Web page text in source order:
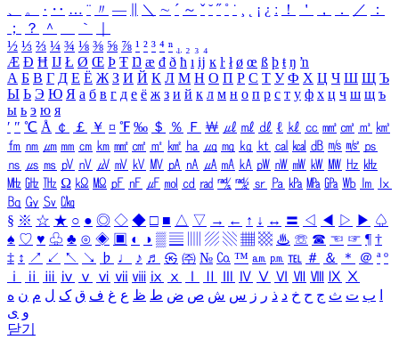
、
。 · ‥ … ¨ 〃 ― ＼ ∼ ´ ～ ˇ ˘ ˝ ˚ ˙ ¸ ¡ ¿ ː ！ ＇ ， ． ／
：
；
？ ＾ ｀
½ ⅓ ⅔ ¼ ¾ ⅛ ⅜ ⅝ ⅞ ¹ ² ³ ⁴ ⁿ ₁ ₂ ₃ ₄
Æ Ð Ħ Ĳ Ł Ø Œ Þ Ŧ Ŋ æ đ ð ħ ı ĳ ĸ ŀ ł ø œ ß þ ŧ ŋ ŉ
А Б В Г Д Е Ё Ж З И Й К Л М Н О П Р С Т У Ф Х Ц Ч Ш Щ Ъ
Ы Ь Э Ю Я а б в г д е ё ж з и й к л м н о п р с т у ф х ц ч ш щ ъ
ы ь э ю я
′ ″ ℃ Å ￠ ￡ ￥ ¤ ℉ ‰ ＄ ％ Ｆ ￦ ㎕ ㎖ ㎗ ℓ ㎘ ㏄ ㎣ ㎤ ㎥ ㎦
㎙ ㎚ ㎛ ㎜ ㎝ ㎞ ㎟ ㎠ ㎡ ㎢ ㏊ ㎍ ㎎ ㎏ ㏏ ㎈ ㎉ ㏈ ㎧ ㎨ ㎰
㎱ ㎲ ㎳ ㎴ ㎵ ㎶ ㎷ ㎸ ㎹ ㎀ ㎁ ㎂ ㎃ ㎄ ㎺ ㎻ ㎽ ㎾ ㎿ ㎐ ㎑
㎒ ㎓ ㎔ Ω ㏀ ㏁ ㎊ ㎋ ㎌ ㏖ ㏅ ㎭ ㎮ ㎯ ㏛ ㎩ ㎪ ㎫ ㎬ ㏝ ㏐
㏓
㏃ ㏉ ㏜ ㏆
§ ※ ☆ ★ ○ ● ◎ ◇ ◆ □ ■ △ ▽ → ← ↑ ↓ ↔ 〓 ◁ ◀ ▷ ▶ ♤
♠ ♡ ♥ ♧ ♣ ⊙ ◈ ▣ ◐ ◑ ▒ ▤ ▨ ▧ ▦ ▩ ♨ ☏ ☎ ☜ ☞ ¶ †
‡ ↕ ↗ ↙ ↖ ↘ ♭ ♩ ♪ ♬ ㉿ ㈜ № ㏇ ™ ㏂ ㏘ ℡ ＃ ＆ ＊ ＠ ª º
ⅰ
ⅱ ⅲ ⅳ ⅴ ⅵ ⅶ ⅷ ⅸ ⅹ Ⅳ Ⅴ Ⅵ Ⅶ Ⅷ Ⅸ Ⅹ
ب ت ث ج ح خ د ذ ر ز س ش ص ض ط ظ ع غ ف ق ک ل م ن ه
و ی
닫기